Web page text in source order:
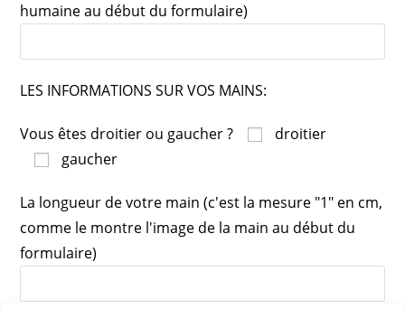
humaine au début du formulaire)
LES INFORMATIONS SUR VOS MAINS:
Vous êtes droitier ou gaucher ?
droitier
gaucher
La longueur de votre main (c'est la mesure "1" en cm,
comme le montre l'image de la main au début du
formulaire)